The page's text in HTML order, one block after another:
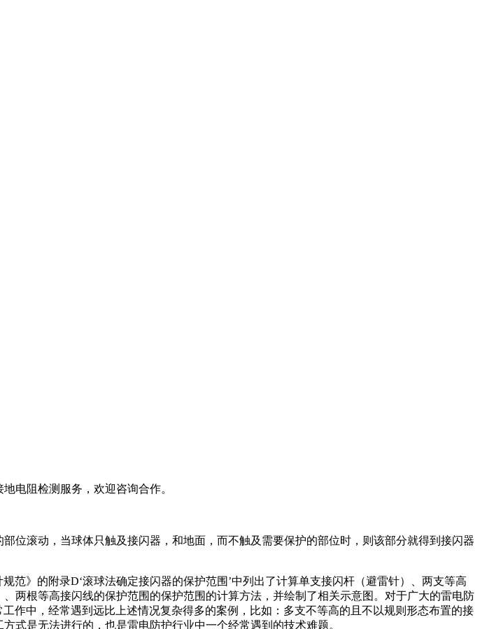
电阻检测服务，欢迎咨询合作。
位滚动，当球体只触及接闪器，和地面，而不触及需要保护的部位时，则该部分就得到接闪器
规范》的附录D‘滚球法确定接闪器的保护范围’中列出了计算单支接闪杆（避雷针）、两支等高
两根等高接闪线的保护范围的保护范围的计算方法，并绘制了相关示意图。对于广大的雷电防
作中，经常遇到远比上述情况复杂得多的案例，比如：多支不等高的且不以规则形态布置的接
式是无法进行的，也是雷电防护行业中一个经常遇到的技术难题。